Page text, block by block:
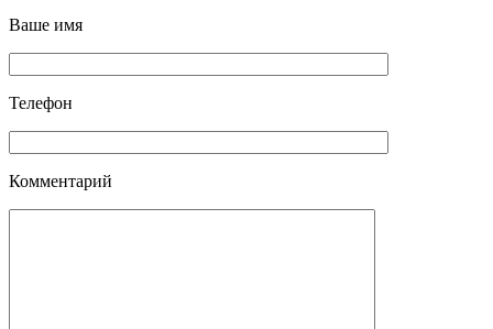
Ваше имя
Телефон
Комментарий